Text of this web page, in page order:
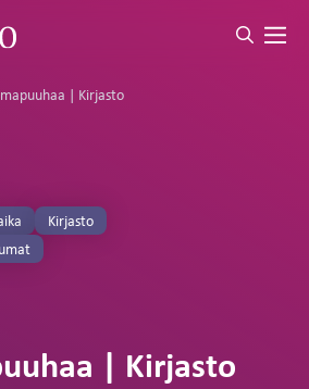
| Kirjasto
Kirjasto
| Kirjasto